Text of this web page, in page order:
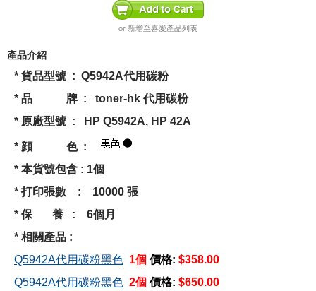
or 新增至喜愛產品列表
產品介紹
* 貨品型號 : Q5942A代用碳粉
* 品 牌 : toner-hk 代用碳粉
* 原廠型號 : HP Q5942A, HP 42A
* 顔 色 :
* 本貨號包含 : 1個
* 打印張數 : 10000 張
* 保 養 : 6個月
* 相關產品 :
Q5942A代用碳粉黑色 1個 價格: $358.00
Q5942A代用碳粉黑色 2個 價格: $650.00